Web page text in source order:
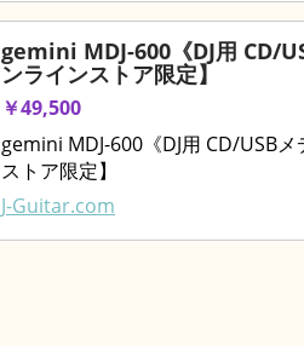
gemini MDJ-600《DJ用 CD/
ンラインストア限定】
￥49,500
gemini MDJ-600《DJ用 CD/USB
ストア限定】
J-Guitar.com